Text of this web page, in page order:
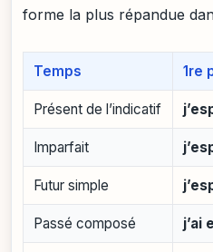
forme la plus répandue
Temps 1re
Présent de l’indicatif
Imparfait
Futur simple
Passé composé j’ai